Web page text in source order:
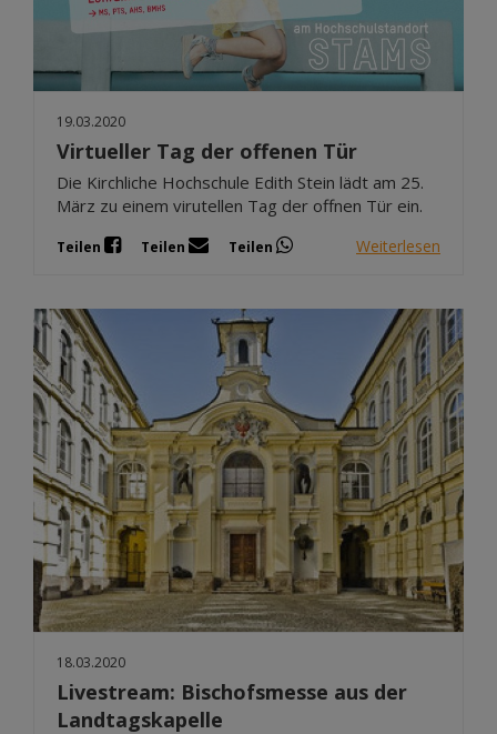
Nov 2025
Okt 2025
Sep 2025
19.03.2020
Virtueller Tag der offenen Tür
Die Kirchliche Hochschule Edith Stein lädt am 25.
März zu einem virutellen Tag der offnen Tür ein.
Teilen Teilen Teilen Weiterlesen
18.03.2020
Livestream: Bischofsmesse aus der
Landtagskapelle